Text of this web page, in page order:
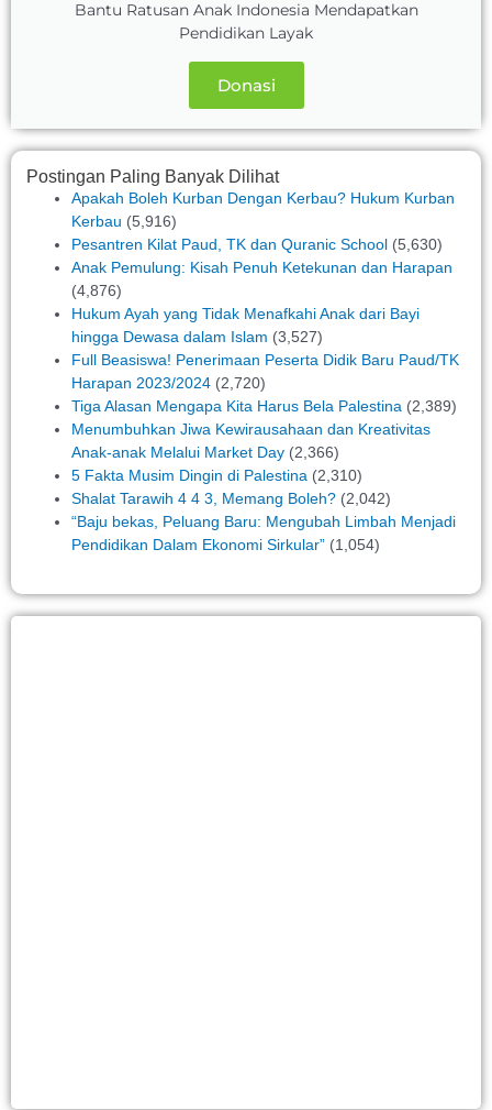
Bantu Ratusan Anak Indonesia Mendapatkan
Pendidikan Layak
Donasi
Postingan Paling Banyak Dilihat
Apakah Boleh Kurban Dengan Kerbau? Hukum Kurban
Kerbau (5,916)
Pesantren Kilat Paud, TK dan Quranic School (5,630)
Anak Pemulung: Kisah Penuh Ketekunan dan Harapan
(4,876)
Hukum Ayah yang Tidak Menafkahi Anak dari Bayi
hingga Dewasa dalam Islam (3,527)
Full Beasiswa! Penerimaan Peserta Didik Baru Paud/TK
Harapan 2023/2024 (2,720)
Tiga Alasan Mengapa Kita Harus Bela Palestina (2,389)
Menumbuhkan Jiwa Kewirausahaan dan Kreativitas
Anak-anak Melalui Market Day (2,366)
5 Fakta Musim Dingin di Palestina (2,310)
Shalat Tarawih 4 4 3, Memang Boleh? (2,042)
“Baju bekas, Peluang Baru: Mengubah Limbah Menjadi
Pendidikan Dalam Ekonomi Sirkular” (1,054)